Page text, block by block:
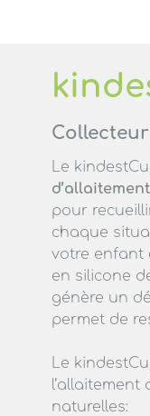
Collecteur
Le
d’allaitement
pour
chaque
votre enfant
en silicone
génère un
permet de
Le
l’allaitement
naturelles: